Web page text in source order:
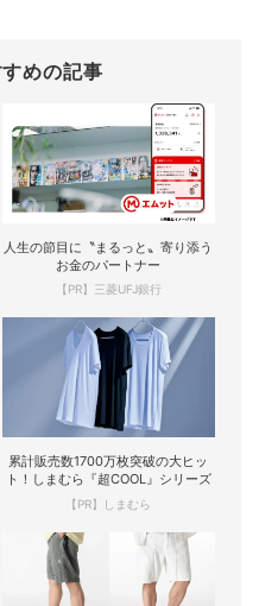
めの記事
人生の節目に〝まるっと〟寄り添う
お金のパートナー
【PR】三菱UFJ銀行
累計販売数1700万枚突破の大ヒッ
ト！しまむら『超COOL』シリーズ
【PR】しまむら